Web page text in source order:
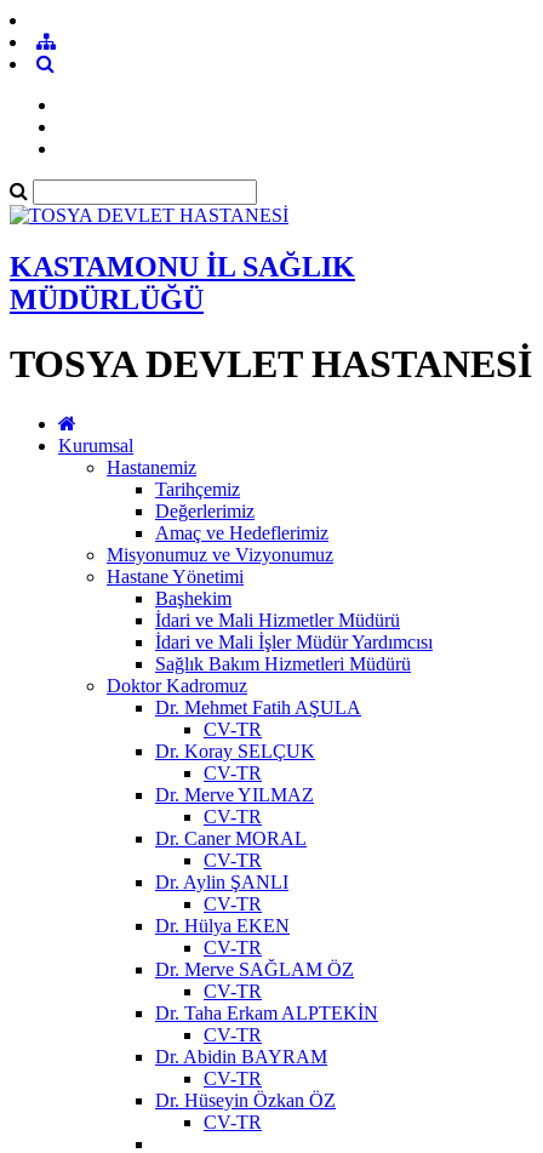
KASTAMONU İL SAĞLIK
MÜDÜRLÜĞÜ
TOSYA DEVLET HASTANESİ
Kurumsal
Hastanemiz
Tarihçemiz
Değerlerimiz
Amaç ve Hedeflerimiz
Misyonumuz ve Vizyonumuz
Hastane Yönetimi
Başhekim
İdari ve Mali Hizmetler Müdürü
İdari ve Mali İşler Müdür Yardımcısı
Sağlık Bakım Hizmetleri Müdürü
Doktor Kadromuz
Dr. Mehmet Fatih AŞULA
CV-TR
Dr. Koray SELÇUK
CV-TR
Dr. Merve YILMAZ
CV-TR
Dr. Caner MORAL
CV-TR
Dr. Aylin ŞANLI
CV-TR
Dr. Hülya EKEN
CV-TR
Dr. Merve SAĞLAM ÖZ
CV-TR
Dr. Taha Erkam ALPTEKİN
CV-TR
Dr. Abidin BAYRAM
CV-TR
Dr. Hüseyin Özkan ÖZ
CV-TR